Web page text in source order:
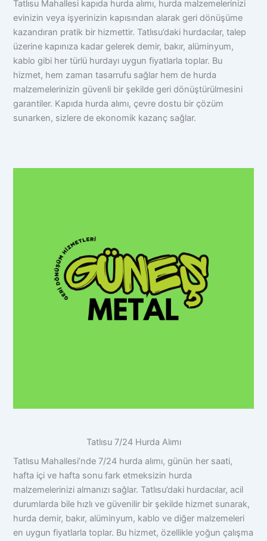
Tatlısu Mahallesi kapıda hurda alımı, hurda malzemelerinizi
evinizin veya işyerinizin kapısından alarak geri dönüşüme
kazandıran pratik bir hizmettir. Tatlısu’daki hurdacılar, talep
üzerine kapınıza kadar gelerek demir, bakır, alüminyum,
kablo gibi her türlü hurdayı uygun fiyatlarla toplar. Bu
hizmet, hem zaman tasarrufu sağlar hem de hurda
malzemelerinizin güvenli bir şekilde geri dönüştürülmesini
garantiler. Kapıda hurda alımı, çevre dostu bir çözüm
sunarken, sizlere de ekonomik kazanç sağlar.
Tatlısu 7/24 Hurda Alımı
Tatlısu Mahallesi’nde 7/24 hurda alımı, günün her saati,
hafta içi ve hafta sonu fark etmeksizin hurda
malzemelerinizi almanızı sağlar. Tatlısu’daki hurdacılar, acil
durumlarda bile hızlı ve güvenilir bir şekilde hizmet sunarak,
hurda demir, bakır, alüminyum, kablo ve diğer malzemeleri
en uygun fiyatlarla toplar. Bu hizmet, özellikle yoğun çalışma